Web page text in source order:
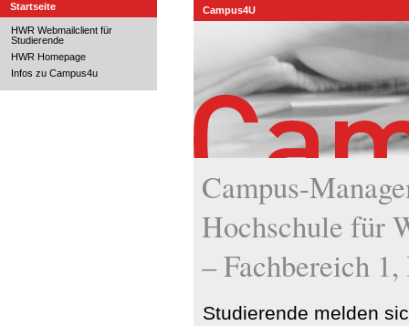
Startseite
HWR Webmailclient für
Studierende
HWR Homepage
Infos zu Campus4u
Campus4U
Campus-
Hochschule für
– Fachbereich
Studierende melden